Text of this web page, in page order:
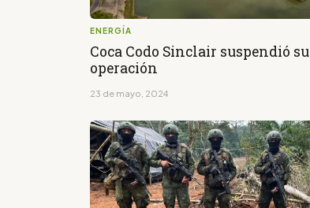
ENERGÍA
Coca Codo Sinclair suspendió su
operación
23 de mayo, 2024